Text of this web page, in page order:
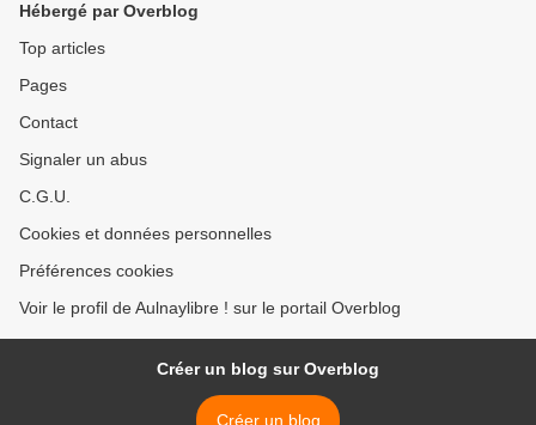
Hébergé par Overblog
Top articles
Pages
Contact
Signaler un abus
C.G.U.
Cookies et données personnelles
Préférences cookies
Voir le profil de Aulnaylibre ! sur le portail Overblog
Créer un blog sur Overblog
Créer un blog